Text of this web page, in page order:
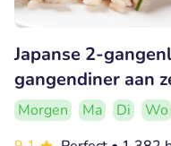
Japanse 2-
gangendiner aan
Morgen Ma Di Wo